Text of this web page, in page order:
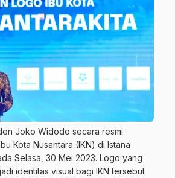
Joko Widodo secara resmi
Kota Nusantara (IKN) di Istana
Selasa, 30 Mei 2023. Logo yang
identitas visual bagi IKN tersebut